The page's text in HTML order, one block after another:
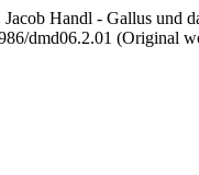
Handl - Gallus und
dmd06.2.01 (Original